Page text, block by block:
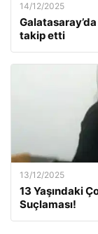
14/12/2025
takip etti
13/12/2025
13 Yaşındaki
Suçlaması!